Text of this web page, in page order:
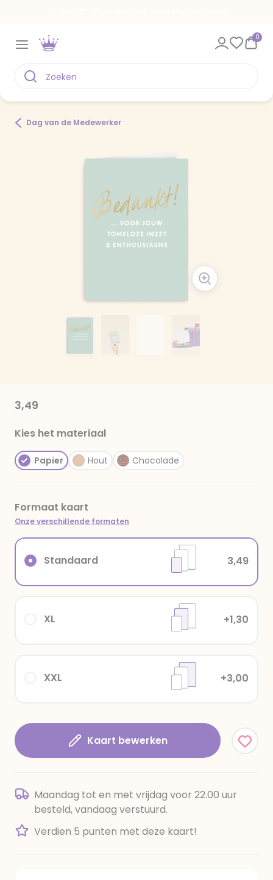
0
Dag van de Medewerker
3,49
Kies het materiaal
Papier Hout Chocolade
Formaat kaart
Onze verschillende formaten
XXL +3,00
XL +1,30
Standaard 3,49
Kaart bewerken
Maandag tot en met vrijdag voor 22.00 uur
besteld, vandaag verstuurd.
Verdien 5 punten met deze kaart!